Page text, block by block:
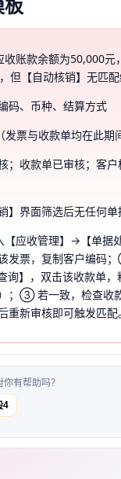
收账款余额为50,000元
但【自动核销】无匹
码、币种、结算方式
票与收款单均在此期
；收款单已审核；客户
】界面筛选后无任何
应收管理】→【单据
发票，复制客户编码
询】，双击该收款单，
；③ 若一致，检查收
新审核即可触发匹配。
有帮助吗？
4